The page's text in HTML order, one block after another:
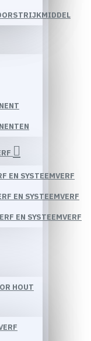
EN SYSTEEMVERF
EN SYSTEEMVERF
EN SYSTEEMVERF
HOUT